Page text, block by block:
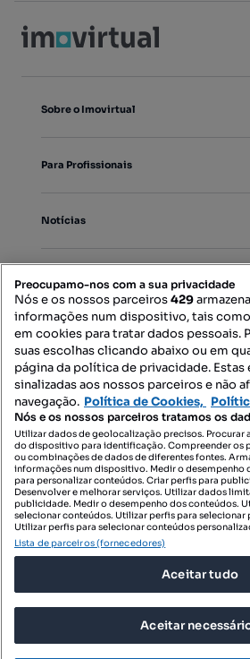
Sobre o Imovirtual
Para Profissionais
Notícias
Mapa do Site
Contacte-nos
SIGA-NOS:
DESCARREGAR NA:
© 2026 Imovirtual.com, OLX
Preocupamo-nos com a sua privacidade
Nós e os nossos parceiros429
informações num dispositivo, tais
em cookies para tratar dados pessoais.
suas escolhas clicando abaixo ou em
página da política de privacidade. Estas
sinalizadas aos nossos parceiros e não
navegação. Política de Cookies,
Nós e os nossos parceiros tratamos os
Utilizar dados de geolocalização precisos. Procurar
do dispositivo para identificação. Compreender os
ou combinações de dados de diferentes fontes.
informações num dispositivo. Medir o desempenho
para personalizar conteúdos. Criar perfis para
Desenvolver e melhorar serviços. Utilizar dados
publicidade. Medir o desempenho dos conteúdos.
selecionar conteúdos. Utilizar perfis para
Utilizar perfis para selecionar conteúdos
Lista de parceiros (fornecedores)
Aceitar tudo
Aceitar